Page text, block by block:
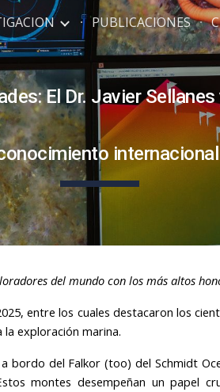
Skip
PUBLICACIONES
El Dr. Javier
internacional
del mundo con los más altos
entre los cuales destacaron los
exploración marina.
bordo del Falkor (too) del Schmidt
montes desempeñan un papel